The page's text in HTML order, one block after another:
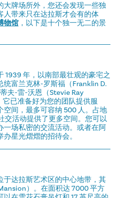
大牌场所外，您还会发现一些独
人带来只在达拉斯才会有的体
物馆 ，以下是十个独一无二的景
1939 年，以南部最壮观的豪宅之
统富兰克林-罗斯福（Franklin D.
夫-雷-沃恩（Stevie Ray
已准备好为您的团队提供服
空间，最多可容纳 500 人。占地
交活动提供了更多空间。您可以
一场私密的交流活动。或者在阿
星光熠熠的招待会。
于达拉斯艺术区的中心地带，其
）。在面积达 7000 平方